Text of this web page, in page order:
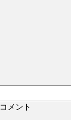
コメント